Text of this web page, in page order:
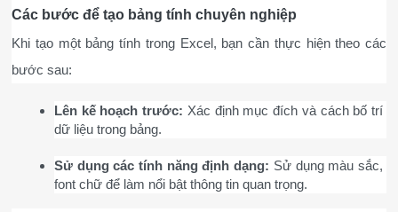
Các bước để tạo bảng tính chuyên nghiệp
Khi tạo một bảng tính trong Excel, bạn cần thực hiện theo các
bước sau:
Lên kế hoạch trước: Xác định mục đích và cách bố trí
dữ liệu trong bảng.
Sử dụng các tính năng định dạng: Sử dụng màu sắc,
font chữ để làm nổi bật thông tin quan trọng.